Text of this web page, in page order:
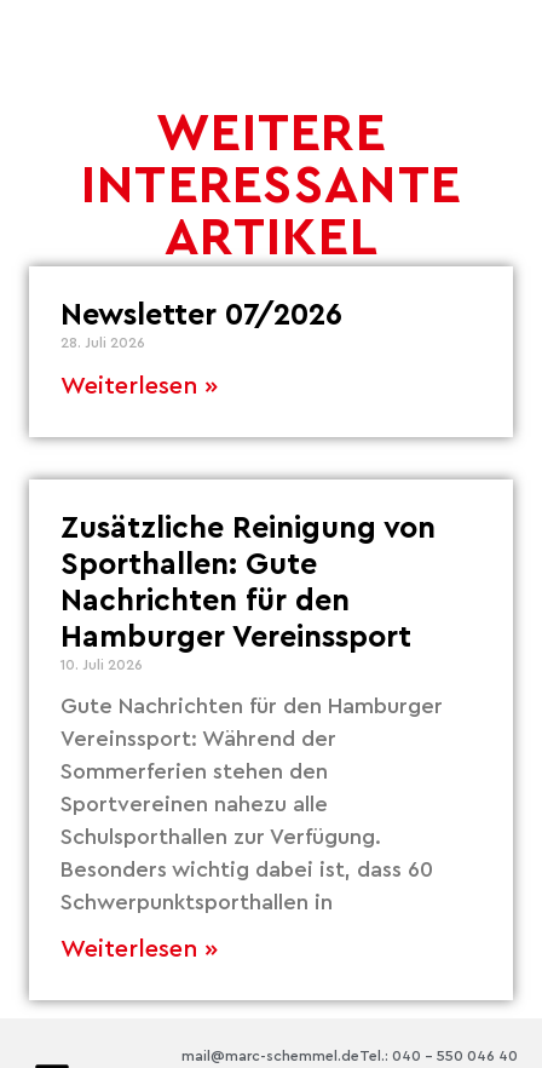
WEITERE
INTERESSANTE
ARTIKEL
Newsletter 07/2026
28. Juli 2026
Weiterlesen »
Zusätzliche Reinigung von
Sporthallen: Gute
Nachrichten für den
Hamburger Vereinssport
10. Juli 2026
Gute Nachrichten für den Hamburger
Vereinssport: Während der
Sommerferien stehen den
Sportvereinen nahezu alle
Schulsporthallen zur Verfügung.
Besonders wichtig dabei ist, dass 60
Schwerpunktsporthallen in
Weiterlesen »
Tel.: 040 – 550 046 40
mail@marc-schemmel.de